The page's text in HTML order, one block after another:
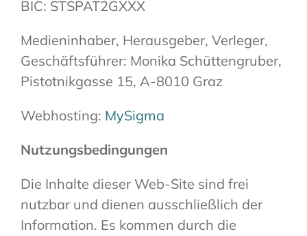
BIC: STSPAT2GXXX
Medieninhaber, Herausgeber, Verleger,
Geschäftsführer: Monika Schüttengruber,
Pistotnikgasse 15, A-8010 Graz
Webhosting: MySigma
Nutzungsbedingungen
Die Inhalte dieser Web-Site sind frei
nutzbar und dienen ausschließlich der
Information. Es kommen durch die